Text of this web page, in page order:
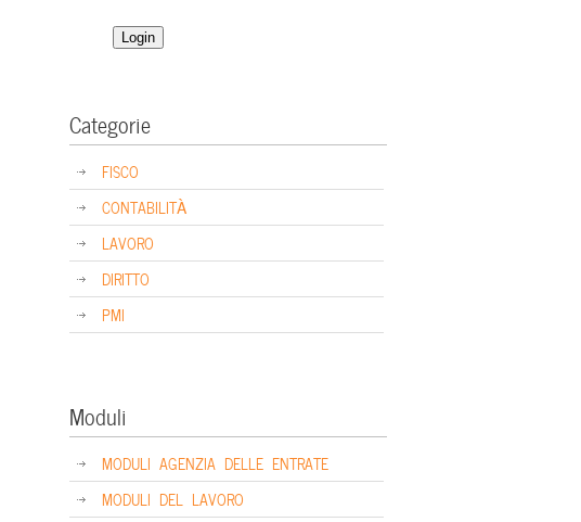
Categorie
FISCO
CONTABILITÀ
LAVORO
DIRITTO
PMI
Moduli
MODULI AGENZIA DELLE ENTRATE
MODULI DEL LAVORO